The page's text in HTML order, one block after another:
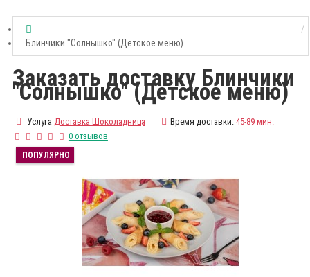
Блинчики "Солнышко" (Детское меню)
Заказать доставку Блинчики
"Солнышко" (Детское меню)
Услуга Доставка Шоколадница Время доставки: 45-89 мин.
0 отзывов
ПОПУЛЯРНО